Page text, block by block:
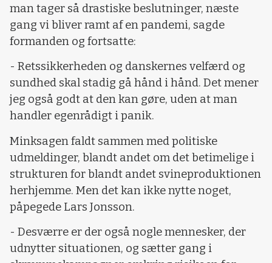
man tager så drastiske beslutninger, næste
gang vi bliver ramt af en pandemi, sagde
formanden og fortsatte:
- Retssikkerheden og danskernes velfærd og
sundhed skal stadig gå hånd i hånd. Det mener
jeg også godt at den kan gøre, uden at man
handler egenrådigt i panik.
Minksagen faldt sammen med politiske
udmeldinger, blandt andet om det betimelige i
strukturen for blandt andet svineproduktionen
herhjemme. Men det kan ikke nytte noget,
påpegede Lars Jonsson.
- Desværre er der også nogle mennesker, der
udnytter situationen, og sætter gang i